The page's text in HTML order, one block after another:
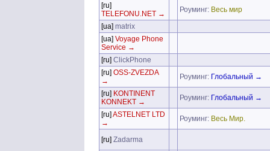
[ru]
TELEFONU.NET →
Роуминг: Весь мир
[ua] matrix
[ua] Voyage Phone
Service →
[ru] ClickPhone
[ru] OSS-ZVEZDA
→
Роуминг: Глобальный →
[ru] KONTINENT
KONNEKT →
Роуминг: Глобальный →
[ru] ASTELNET LTD
→
Роуминг: Весь Мир.
[ru] Zadarma